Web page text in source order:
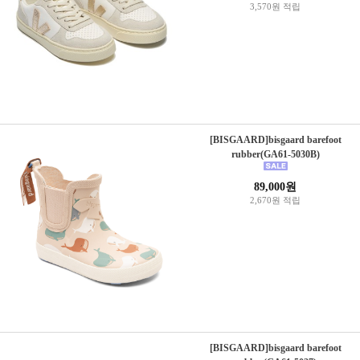
3,570원 적립
[BISGAARD]bisgaard barefoot
rubber(GA61-5030B)
89,000원
2,670원 적립
[BISGAARD]bisgaard barefoot